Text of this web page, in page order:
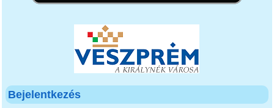
Bejelentkezés